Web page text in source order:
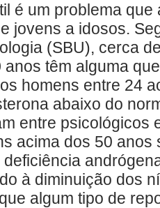
é um problema
jovens a idosos.
(SBU), cerca
anos têm alguma
homens entre 24
abaixo do
entre psicológicos
acima dos 50 anos
à diminuição dos
algum tipo de